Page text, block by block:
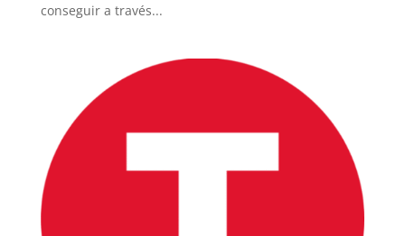
conseguir a través...